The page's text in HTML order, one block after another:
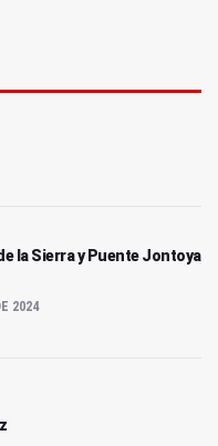
la Sierra y Puente Jontoya
2024